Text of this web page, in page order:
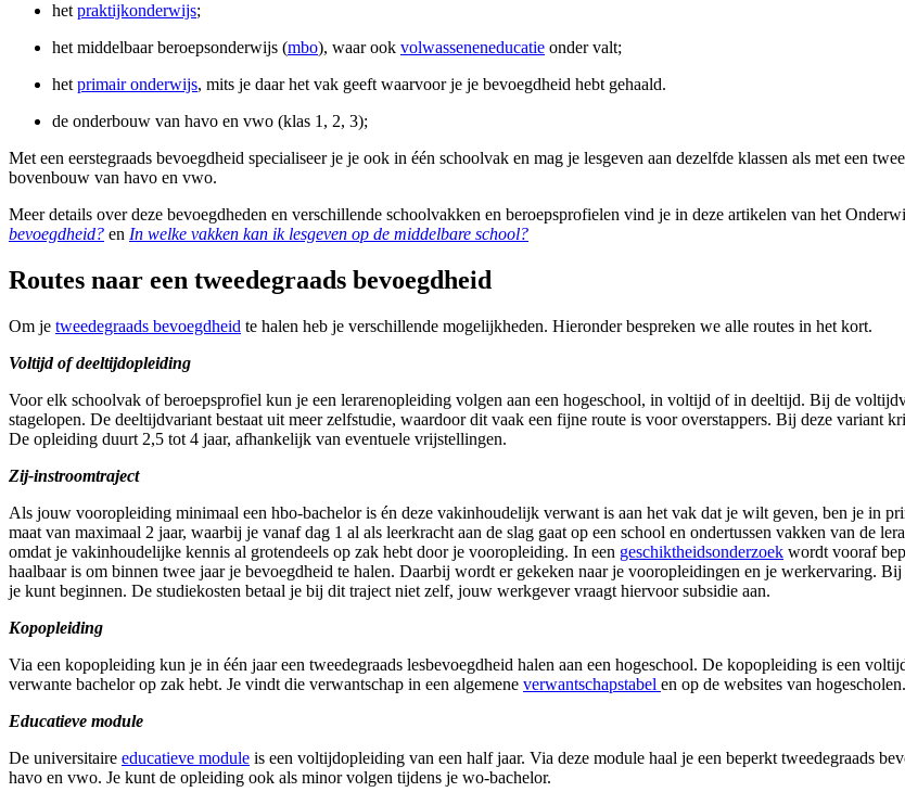
het praktijkonderwijs;
het middelbaar beroepsonderwijs (mbo), waar ook volwasseneneducatie onder valt;
het primair onderwijs, mits je daar het vak geeft waarvoor je je bevoegdheid hebt gehaald.
de onderbouw van havo en vwo (klas 1, 2, 3);
Met een eerstegraads bevoegdheid specialiseer je je ook in één schoolvak en mag je lesgeven aan dezelfde klassen als met een
bovenbouw van havo en vwo.
Meer details over deze bevoegdheden en verschillende schoolvakken en beroepsprofielen vind je in deze artikelen van het
bevoegdheid? en In welke vakken kan ik lesgeven op de middelbare school?
Routes naar een tweedegraads bevoegdheid
Om je tweedegraads bevoegdheid te halen heb je verschillende mogelijkheden. Hieronder bespreken we alle routes in het kort.
Voltijd of deeltijdopleiding
Voor elk schoolvak of beroepsprofiel kun je een lerarenopleiding volgen aan een hogeschool, in voltijd of in deeltijd. Bij de
stagelopen. De deeltijdvariant bestaat uit meer zelfstudie, waardoor dit vaak een fijne route is voor overstappers. Bij deze variant
De opleiding duurt 2,5 tot 4 jaar, afhankelijk van eventuele vrijstellingen.
Zij-instroomtraject
Als jouw vooropleiding minimaal een hbo-bachelor is én deze vakinhoudelijk verwant is aan het vak dat je wilt geven, ben je in
maat van maximaal 2 jaar, waarbij je vanaf dag 1 al als leerkracht aan de slag gaat op een school en ondertussen vakken van de
omdat je vakinhoudelijke kennis al grotendeels op zak hebt door je vooropleiding. In een geschiktheidsonderzoek wordt vooraf
haalbaar is om binnen twee jaar je bevoegdheid te halen. Daarbij wordt er gekeken naar je vooropleidingen en je werkervaring.
je kunt beginnen. De studiekosten betaal je bij dit traject niet zelf, jouw werkgever vraagt hiervoor subsidie aan.
Kopopleiding
Via een kopopleiding kun je in één jaar een tweedegraads lesbevoegdheid halen aan een hogeschool. De kopopleiding is een
verwante bachelor op zak hebt. Je vindt die verwantschap in een algemene verwantschapstabel en op de websites van hogescholen.
Educatieve module
De universitaire educatieve module is een voltijdopleiding van een half jaar. Via deze module haal je een beperkt tweedegraads
havo en vwo. Je kunt de opleiding ook als minor volgen tijdens je wo-bachelor.